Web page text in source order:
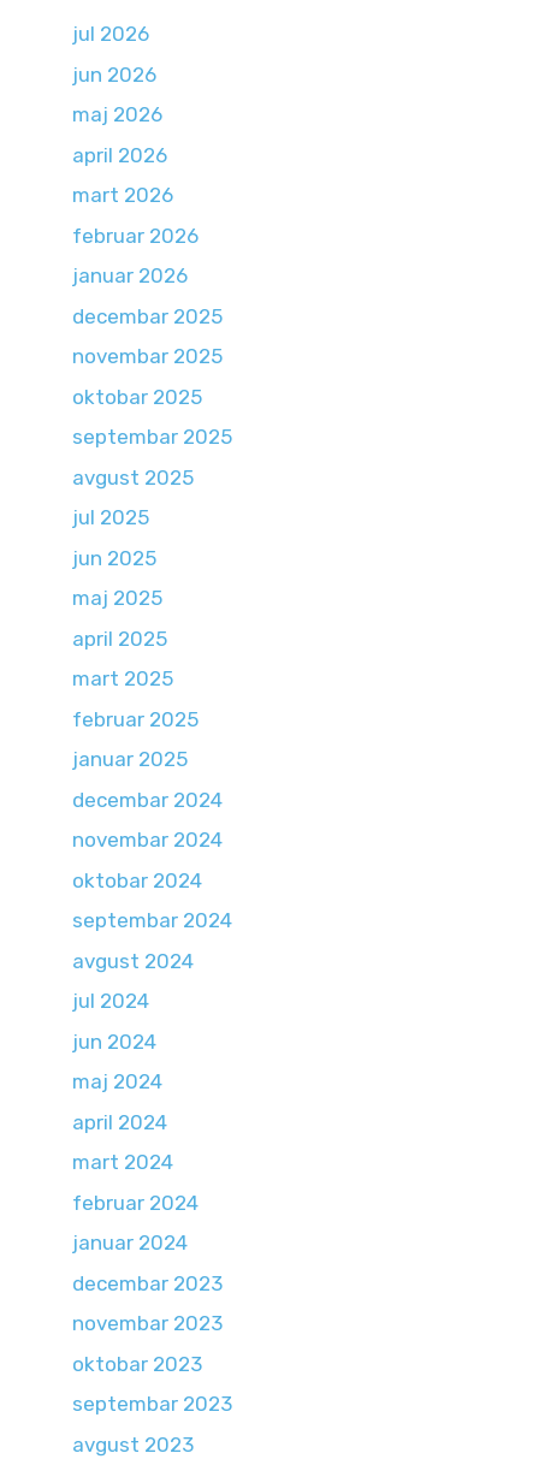
jul 2026
jun 2026
maj 2026
april 2026
mart 2026
februar 2026
januar 2026
decembar 2025
novembar 2025
oktobar 2025
septembar 2025
avgust 2025
jul 2025
jun 2025
maj 2025
april 2025
mart 2025
februar 2025
januar 2025
decembar 2024
novembar 2024
oktobar 2024
septembar 2024
avgust 2024
jul 2024
jun 2024
maj 2024
april 2024
mart 2024
februar 2024
januar 2024
decembar 2023
novembar 2023
oktobar 2023
septembar 2023
avgust 2023